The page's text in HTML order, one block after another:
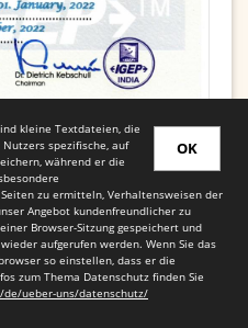
OK
kleine Textdateien, die
spezifische, auf
während er die
zu ermitteln, Verhaltensweisen der
Angebot kundenfreundlicher zu
Browser-Sitzung gespeichert und
aufgerufen werden. Wenn Sie das
so einstellen, dass er die
zum Thema Datenschutz finden Sie
ueber-uns/datenschutz/